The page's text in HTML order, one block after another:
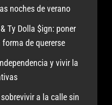
noches de verano
Ty Dolla $ign: poner
de quererse
y vivir la
a la calle sin